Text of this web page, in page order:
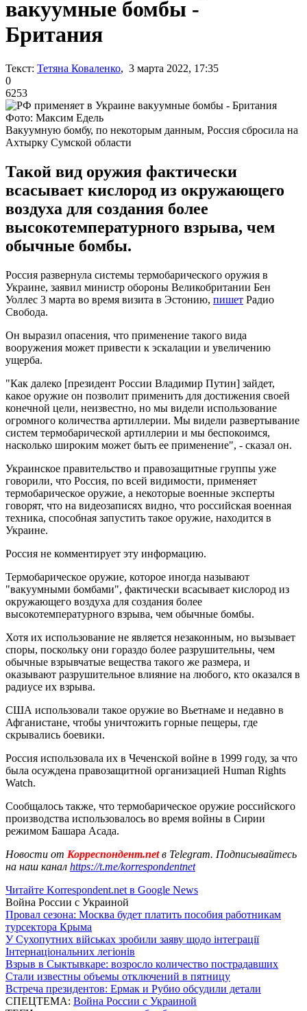
вакуумные бомбы -
Британия
Текст: Тетяна Коваленко, 3 марта 2022, 17:35
0
6253
Фото: Максим Едель
Вакуумную бомбу, по некоторым данным, Россия сбросила на
Ахтырку Сумской области
Такой вид оружия фактически
всасывает кислород из окружающего
воздуха для создания более
высокотемпературного взрыва, чем
обычные бомбы.
Россия развернула системы термобарического оружия в
Украине, заявил министр обороны Великобритании Бен
Уоллес 3 марта во время визита в Эстонию, пишет Радио
Свобода.
Он выразил опасения, что применение такого вида
вооружения может привести к эскалации и увеличению
ущерба.
"Как далеко [президент России Владимир Путин] зайдет,
какое оружие он позволит применить для достижения своей
конечной цели, неизвестно, но мы видели использование
огромного количества артиллерии. Мы видели развертывание
систем термобарической артиллерии и мы беспокоимся,
насколько широким может быть ее применение", - сказал он.
Украинское правительство и правозащитные группы уже
говорили, что Россия, по всей видимости, применяет
термобарическое оружие, а некоторые военные эксперты
говорят, что на видеозаписях видно, что российская военная
техника, способная запустить такое оружие, находится в
Украине.
Россия не комментирует эту информацию.
Термобарическое оружие, которое иногда называют
"вакуумными бомбами", фактически всасывает кислород из
окружающего воздуха для создания более
высокотемпературного взрыва, чем обычные бомбы.
Хотя их использование не является незаконным, но вызывает
споры, поскольку они гораздо более разрушительны, чем
обычные взрывчатые вещества такого же размера, и
оказывают разрушительное влияние на любого, кто оказался в
радиусе их взрыва.
США использовали такое оружие во Вьетнаме и недавно в
Афганистане, чтобы уничтожить горные пещеры, где
скрывались боевики.
Россия использовала их в Чеченской войне в 1999 году, за что
была осуждена правозащитной организацией Human Rights
Watch.
Сообщалось также, что термобарическое оружие российского
производства использовалось во время войны в Сирии
режимом Башара Асада.
Новости от Корреспондент.netв Telegram. Подписывайтесь
на наш канал https://t.me/korrespondentnet
Читайте Korrespondent.net в Google News
Война России с Украиной
Провал сезона: Москва будет платить пособия работникам
турсектора Крыма
У Сухопутних військах зробили заяву щодо інтеграції
Інтернаціональних легіонів
Взрыв в Сыктывкаре: возросло количество пострадавших
Стали известны объемы отключений в пятницу
Встреча президентов: Ермак и Рубио обсудили детали
СПЕЦТЕМА: Война России с Украиной